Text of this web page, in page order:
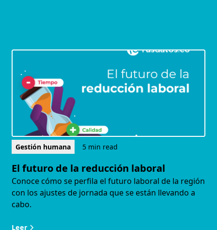
Gestión humana 5 min read
El futuro de la reducción laboral
Conoce cómo se perfila el futuro laboral de la región
con los ajustes de jornada que se están llevando a
cabo.
Leer